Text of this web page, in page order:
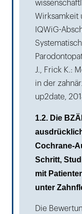
Wirksamkeit
IQWiG-
J., Frick K.:
in der
up2date,
1.2. Die
Cochrane-
Schritt,
mit
unter
Die